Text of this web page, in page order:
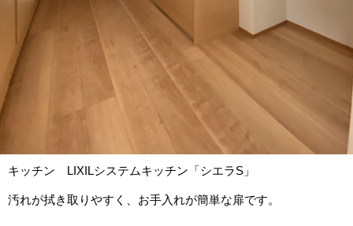
キッチン LIXILシステムキッチン「シエラS」
汚れが拭き取りやすく、お手入れが簡単な扉です。